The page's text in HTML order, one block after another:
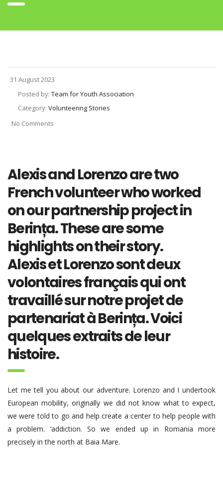
31 August 2023
Posted by: Team for Youth Association
Category: Volunteering Stories
No Comments
Alexis and Lorenzo are two
French volunteer who worked
on our partnership project in
Berința. These are some
highlights on their story.
Alexis et Lorenzo sont deux
volontaires français qui ont
travaillé sur notre projet de
partenariat à Berința. Voici
quelques extraits de leur
histoire.
Let me tell you about our adventure. Lorenzo and I undertook
European mobility, originally we did not know what to expect,
we were told to go and help create a center to help people with
a problem. ‘addiction. So we ended up in Romania more
precisely in the north at Baia Mare.